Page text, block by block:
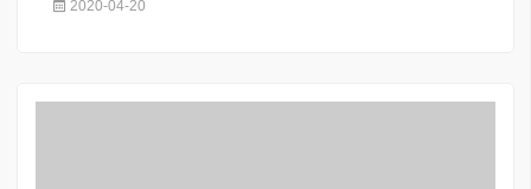
2020-04-20